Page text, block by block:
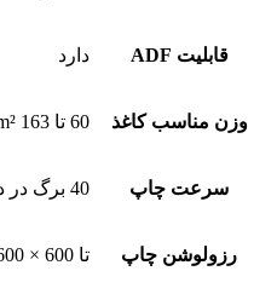
قابلیت ADF دارد
وزن مناسب کاغذ 60 تا 163 g/m²
سرعت چاپ 40 برگ در دقیقه
رزولوشن چاپ تا 600 × 600 dpi